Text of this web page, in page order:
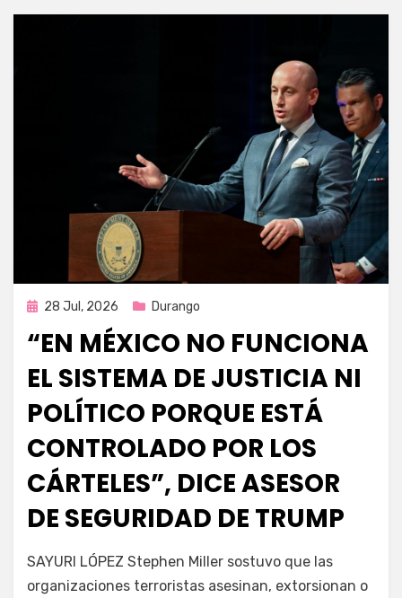
Publicada
28 Jul, 2026 Durango
“EN MÉXICO NO FUNCIONA
EL SISTEMA DE JUSTICIA NI
POLÍTICO PORQUE ESTÁ
CONTROLADO POR LOS
CÁRTELES”, DICE ASESOR
DE SEGURIDAD DE TRUMP
porFernando Miranda Servín
SAYURI LÓPEZ Stephen Miller sostuvo que las
organizaciones terroristas asesinan, extorsionan o